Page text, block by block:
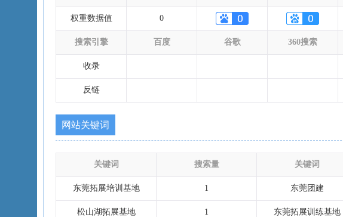
权重数据值 0
搜索引擎 百度 谷歌 360搜索
收录
反链
网站关键词
关键词 搜索量 关键词
东莞拓展培训基地 1 东莞团建
松山湖拓展基地 1 东莞拓展训练基地